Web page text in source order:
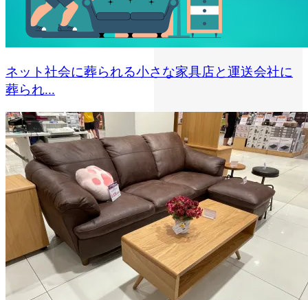
ネット社会に葬られる小さな家具店と運送会社に
葬られ...